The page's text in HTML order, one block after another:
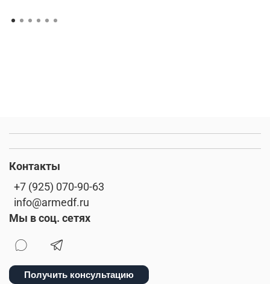
Контакты
+7 (925) 070-90-63
info@armedf.ru
Мы в соц. сетях
Получить консультацию